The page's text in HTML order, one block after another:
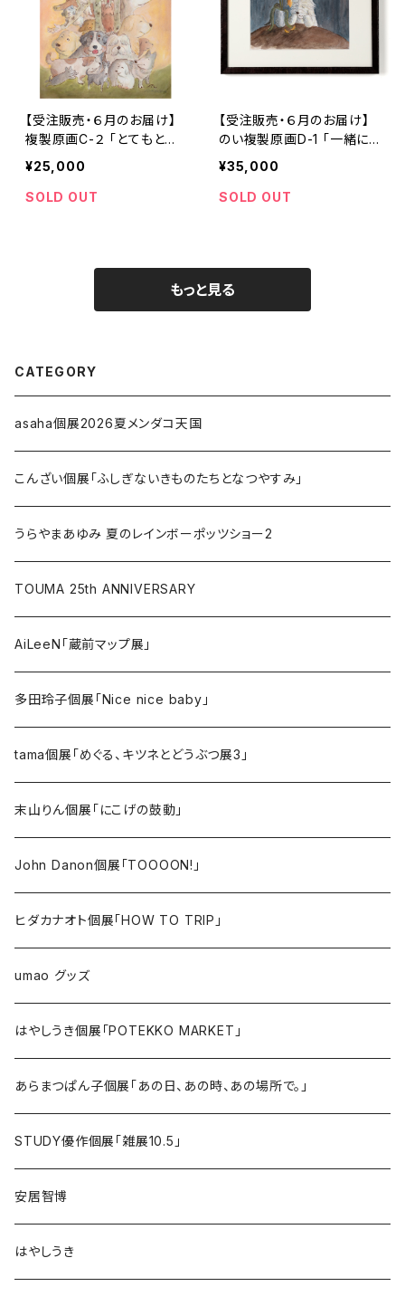
【受注販売・６月のお届け】
複製原画C-２ 「とてもとて
もとても幸福な人」額装無
¥25,000
SOLD OUT
【受注販売・６月のお届け】
のい複製原画D-1 「一緒に
眠ろう」額装込み
¥35,000
SOLD OUT
もっと見る
CATEGORY
asaha個展2026夏メンダコ天国
こんざい個展「ふしぎないきものたちとなつやすみ」
うらやまあゆみ 夏のレインボーポッツショー2
TOUMA 25th ANNIVERSARY
AiLeeN「蔵前マップ展」
多田玲子個展「Nice nice baby」
tama個展「めぐる、キツネとどうぶつ展3」
末山りん個展「にこげの鼓動」
John Danon個展「TOOOON!」
ヒダカナオト個展「HOW TO TRIP」
umao グッズ
はやしうき個展「POTEKKO MARKET」
あらまつぱん子個展「あの日、あの時、あの場所で。」
STUDY優作個展「雑展10.5」
安居智博
はやしうき